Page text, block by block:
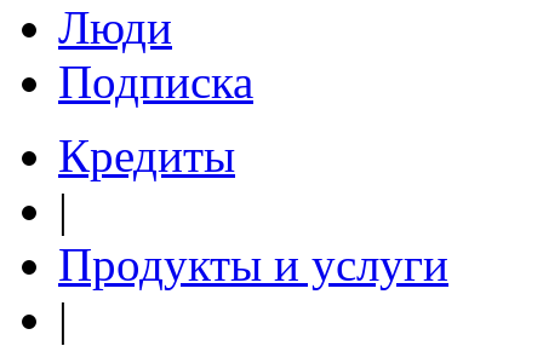
Люди
Подписка
Кредиты
|
Продукты и услуги
|